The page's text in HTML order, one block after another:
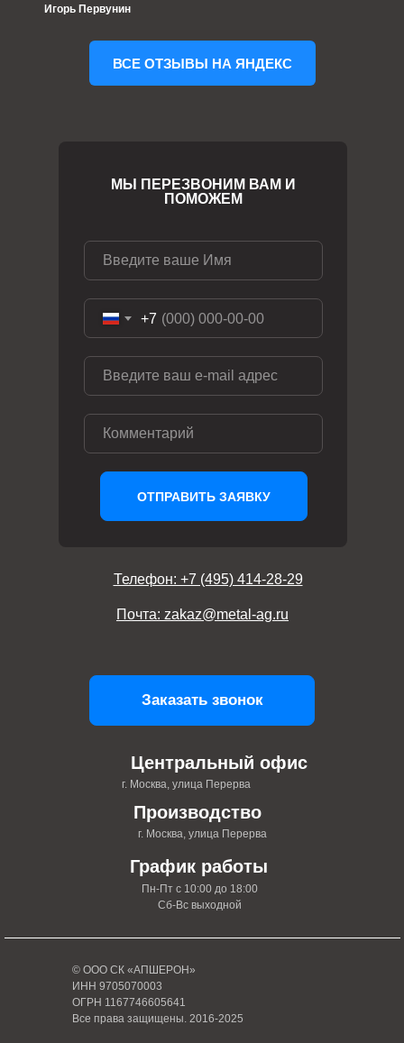
Игорь Первунин
ВСЕ ОТЗЫВЫ НА ЯНДЕКС
© ООО СК «АПШЕРОН»
ИНН 9705070003
ОГРН 1167746605641
Все права защищены. 2016-2025
+7
ОТПРАВИТЬ ЗАЯВКУ
МЫ ПЕРЕЗВОНИМ ВАМ И
ПОМОЖЕМ
Центральный офис
г. Москва, улица Перерва
График работы
Пн-Пт с 10:00 до 18:00
Сб-Вс выходной
Производство
г. Москва, улица Перерва
Телефон: +7 (495) 414-28-29
Почта: zakaz@metal-ag.ru
Заказать звонок